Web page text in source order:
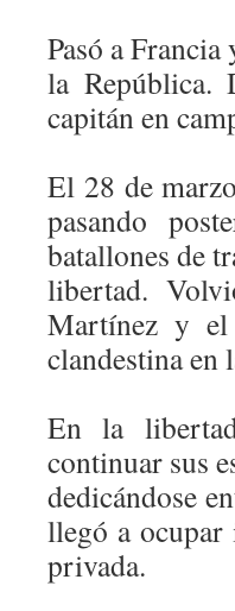
Pasó a Francia
la República.
capitán en
El 28 de
pasando
batallones de
libertad.
Martínez y el
clandestina en
En la
continuar sus
dedicándose
llegó a ocupar
privada.